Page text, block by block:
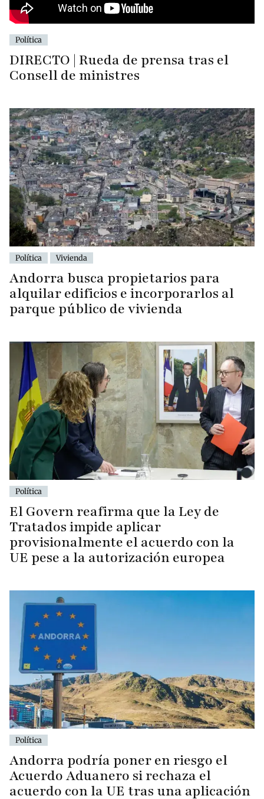
Política
DIRECTO | Rueda de prensa tras el
Consell de ministres
Política Vivienda
Andorra busca propietarios para
alquilar edificios e incorporarlos al
parque público de vivienda
Política
El Govern reafirma que la Ley de
Tratados impide aplicar
provisionalmente el acuerdo con la
UE pese a la autorización europea
Política
Andorra podría poner en riesgo el
Acuerdo Aduanero si rechaza el
acuerdo con la UE tras una aplicación